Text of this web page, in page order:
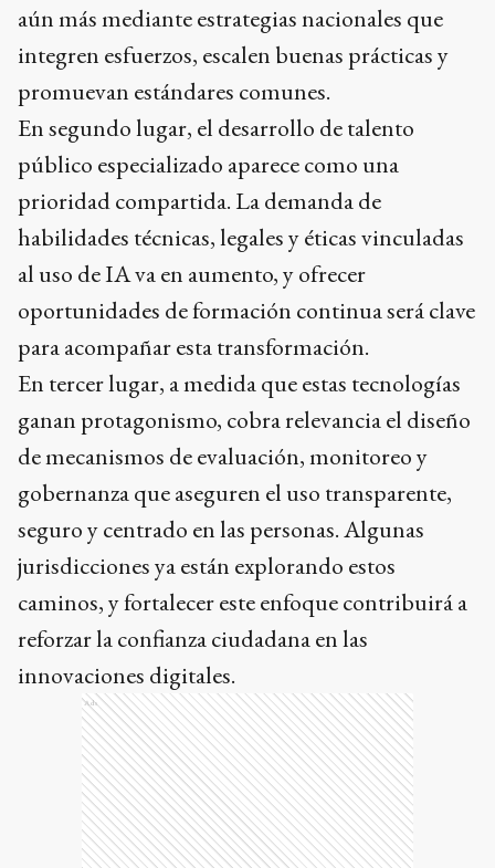
aún más mediante estrategias nacionales que
integren esfuerzos, escalen buenas prácticas y
promuevan estándares comunes.
En segundo lugar, el desarrollo de talento
público especializado aparece como una
prioridad compartida. La demanda de
habilidades técnicas, legales y éticas vinculadas
al uso de IA va en aumento, y ofrecer
oportunidades de formación continua será clave
para acompañar esta transformación.
En tercer lugar, a medida que estas tecnologías
ganan protagonismo, cobra relevancia el diseño
de mecanismos de evaluación, monitoreo y
gobernanza que aseguren el uso transparente,
seguro y centrado en las personas. Algunas
jurisdicciones ya están explorando estos
caminos, y fortalecer este enfoque contribuirá a
reforzar la confianza ciudadana en las
innovaciones digitales.
Ads